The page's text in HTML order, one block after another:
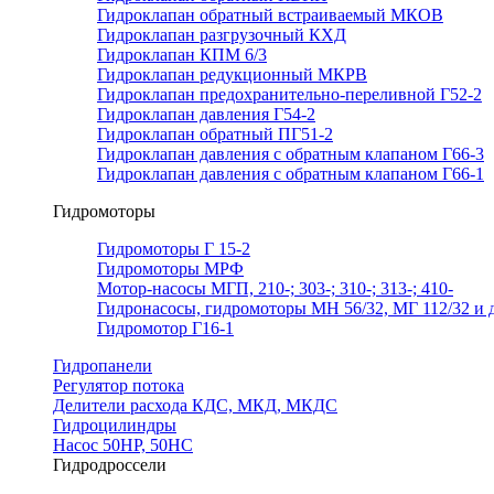
Гидроклапан обратный встраиваемый МКОВ
Гидроклапан разгрузочный КХД
Гидроклапан КПМ 6/3
Гидроклапан редукционный МКРВ
Гидроклапан предохранительно-переливной Г52-2
Гидроклапан давления Г54-2
Гидроклапан обратный ПГ51-2
Гидроклапан давления с обратным клапаном Г66-3
Гидроклапан давления с обратным клапаном Г66-1
Гидромоторы
Гидромоторы Г 15-2
Гидромоторы МРФ
Мотор-насосы МГП, 210-; 303-; 310-; 313-; 410-
Гидронасосы, гидромоторы МН 56/32, МГ 112/32 и
Гидромотор Г16-1
Гидропанели
Регулятор потока
Делители расхода КДС, МКД, МКДС
Гидроцилиндры
Насос 50НР, 50НС
Гидродроссели